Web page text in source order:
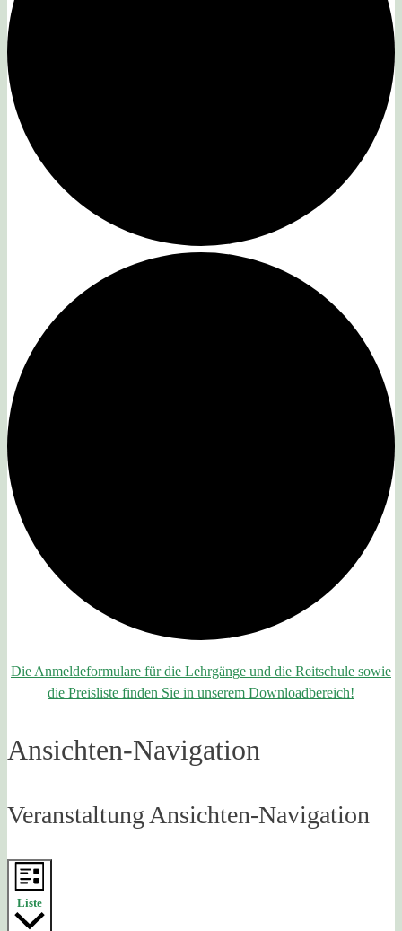
Die Anmeldeformulare für die Lehrgänge und die Reitschule sowie
die Preisliste finden Sie in unserem Downloadbereich!
Ansichten-Navigation
Veranstaltung Ansichten-Navigation
Liste